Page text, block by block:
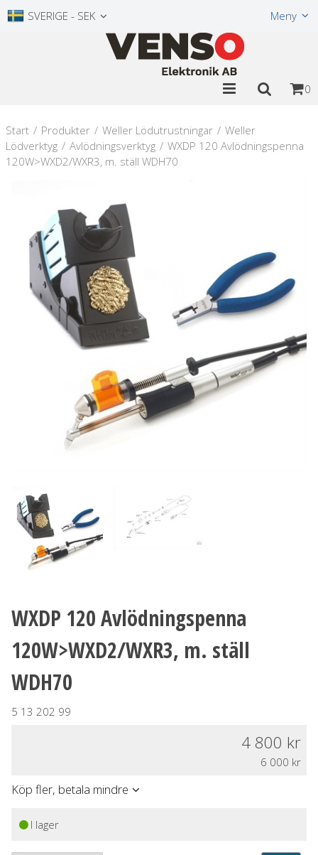
SVERIGE - SEK Meny
0
Start / Produkter / Weller Lödutrustningar / Weller
Lödverktyg / Avlödningsverktyg / WXDP 120 Avlödningspenna
120W>WXD2/WXR3, m. ställ WDH70
WXDP 120 Avlödningspenna
120W>WXD2/WXR3, m. ställ
WDH70
5 13 202 99
4 800
6 000
Köp fler, betala mindre
I lager